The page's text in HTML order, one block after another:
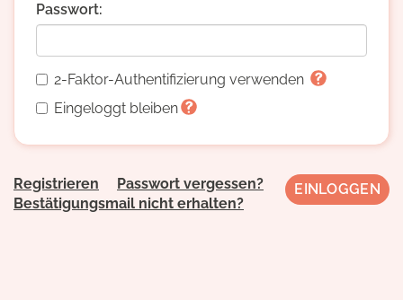
Passwort:
2-Faktor-Authentifizierung verwenden
Eingeloggt bleiben
Registrieren
Passwort vergessen?
Bestätigungsmail nicht erhalten?